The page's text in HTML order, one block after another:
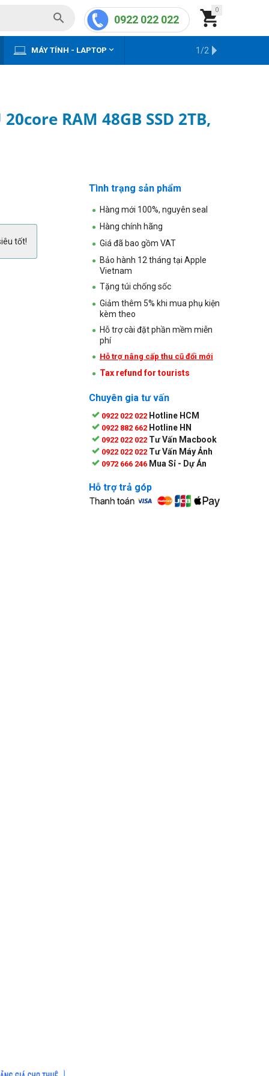
0

0922 022 022

MÁY TÍNH - LAPTOP  KHO HÀNG CŨ
1/2
RAM 48GB SSD 2TB,
tốt!
Tình trạng sản phẩm
Hàng mới 100%, nguyên seal
Hàng chính hãng
Giá đã bao gồm VAT
Bảo hành 12 tháng tại Apple
Vietnam
Tặng túi chống sốc
Giảm thêm 5% khi mua phụ kiện
kèm theo
Hỗ trợ cài đặt phần mềm miễn
phí
Hỗ trợ nâng cấp thu cũ đổi mới
Tax refund for tourists
Chuyên gia tư vấn
0922 022 022 Hotline HCM
0922 882 662 Hotline HN
0922 022 022 Tư Vấn Macbook
0922 022 022 Tư Vấn Máy Ảnh
0972 666 246 Mua Sỉ - Dự Án
Hỗ trợ trả góp